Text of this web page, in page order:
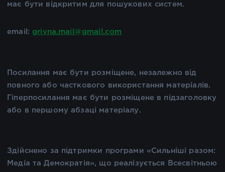
має бути відкритим для пошукових систем.
email: grivna.mail@gmail.com
Посилання має бути розміщене, незалежно від
повного або часткового використання матеріалів.
Гіперпосилання має бути розміщене в підзаголовку
або в першому абзаці матеріалу.
Здійснено за підтримки програми «Сильніші разом:
Медіа та Демократія», що реалізується Всесвітньою